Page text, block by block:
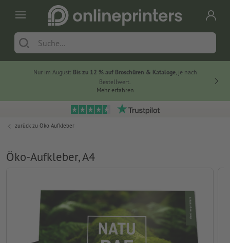
Nur im August: Bis zu 12 % auf Broschüren & Kataloge, je nach
Bestellwert.
Mehr erfahren
zurück zu Öko Aufkleber
Öko-Aufkleber, A4